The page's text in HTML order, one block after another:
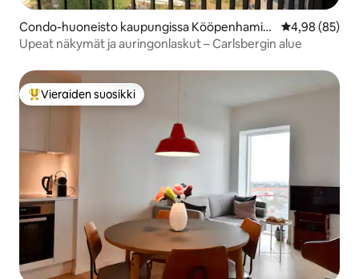
Condo-huoneisto kaupungissa Kööpenhamin
a
4,98 (85)
Upeat näkymät ja auringonlaskut – Carlsbergin alue
Vieraiden suosikkien parhaimmistoa
Vieraiden suosikki